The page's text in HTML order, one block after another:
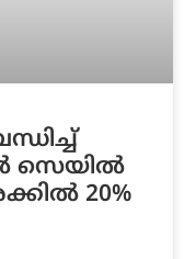
സെയിൽ
20%